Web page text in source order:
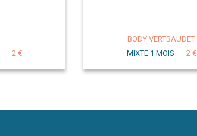
2 €
BODY VERTBAUDET
MIXTE 1 MOIS
2 €